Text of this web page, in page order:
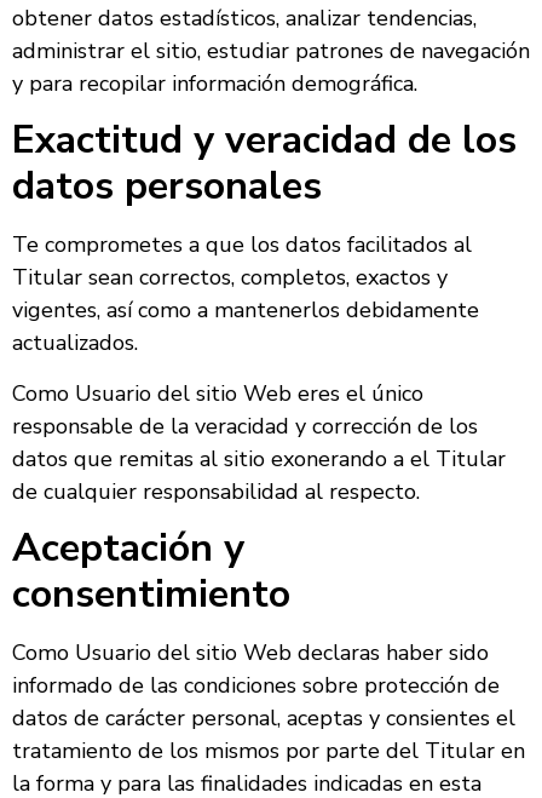
obtener datos estadísticos, analizar tendencias,
administrar el sitio, estudiar patrones de navegación
y para recopilar información demográfica.
Exactitud y veracidad de los
datos personales
Te comprometes a que los datos facilitados al
Titular sean correctos, completos, exactos y
vigentes, así como a mantenerlos debidamente
actualizados.
Como Usuario del sitio Web eres el único
responsable de la veracidad y corrección de los
datos que remitas al sitio exonerando a el Titular
de cualquier responsabilidad al respecto.
Aceptación y
consentimiento
Como Usuario del sitio Web declaras haber sido
informado de las condiciones sobre protección de
datos de carácter personal, aceptas y consientes el
tratamiento de los mismos por parte del Titular en
la forma y para las finalidades indicadas en esta